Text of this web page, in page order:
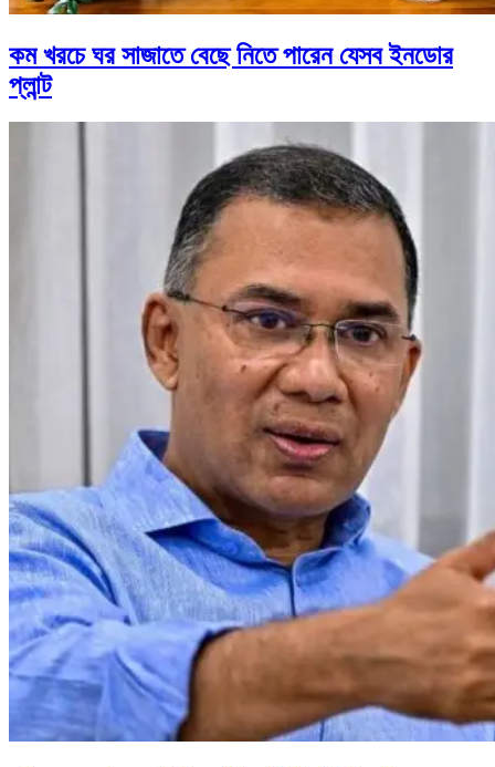
কম খরচে ঘর সাজাতে বেছে নিতে পারেন যেসব ইনডোর
প্লান্ট